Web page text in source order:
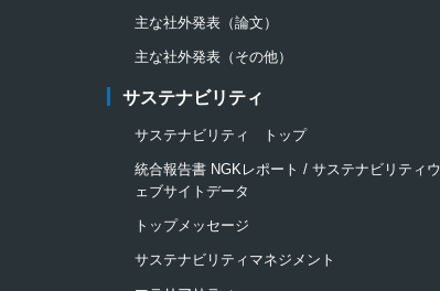
主な社外発表（論文）
主な社外発表（その他）
サステナビリティ
サステナビリティ トップ
統合報告書 NGKレポート / サステナビリティウ
ェブサイトデータ
トップメッセージ
サステナビリティマネジメント